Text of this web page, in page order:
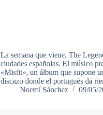
La semana que viene, The
ciudades españolas. El músico
«Misfit», un álbum que supone
discazo donde el portugués da
Noemí Sánchez
09/05/